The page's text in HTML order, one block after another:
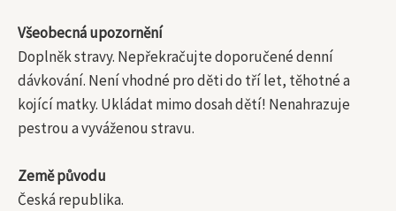
Všeobecná upozornění
Doplněk stravy. Nepřekračujte doporučené denní
dávkování. Není vhodné pro děti do tří let, těhotné a
kojící matky. Ukládat mimo dosah dětí! Nenahrazuje
pestrou a vyváženou stravu.
Země původu
Česká republika.